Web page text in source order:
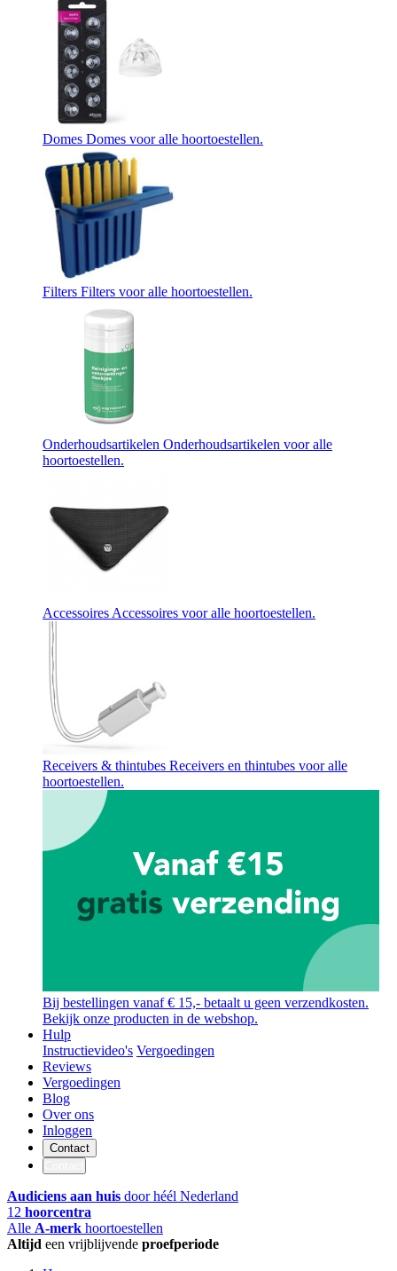
Domes Domes voor alle hoortoestellen.
Filters Filters voor alle hoortoestellen.
Onderhoudsartikelen Onderhoudsartikelen voor alle
hoortoestellen.
AccessoiresAccessoires voor alle hoortoestellen.
Receivers & thintubes Receivers en thintubes voor alle
hoortoestellen.
Bij bestellingen vanaf € 15,- betaalt u geen verzendkosten.
Bekijk onze producten in de webshop.
Hulp
Instructievideo's Vergoedingen
Reviews
Vergoedingen
Blog
Over ons
Inloggen
Contact
Audiciens aan huis door héél Nederland
12 hoorcentra
Alle A-merk hoortoestellen
Altijd een vrijblijvende proefperiode